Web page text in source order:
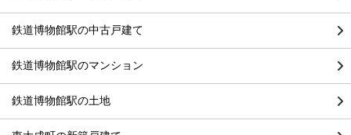
鉄道博物館駅の中古戸建て
鉄道博物館駅のマンション
鉄道博物館駅の土地